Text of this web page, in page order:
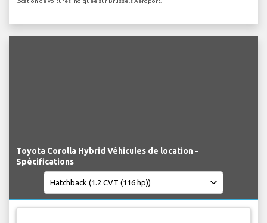
Toyota Corolla Hybrid Véhicules de location -
Spécifications